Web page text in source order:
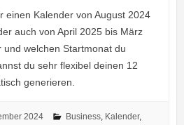
einen Kalender von August 2024
auch von April 2025 bis März
welchen Startmonat du
du sehr flexibel deinen 12
generieren.
2024 Business, Kalender,